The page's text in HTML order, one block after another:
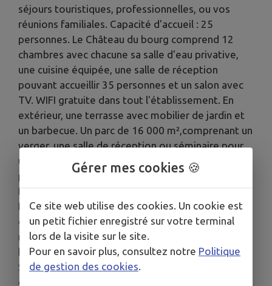
séjours touristiques, professionnelles, ou vos
réunions familiales. Capacité d'accueil : 25
personnes. Le Château du bourg comprend 12
chambres avec chacune sa salle d'eau privative,
une cuisine équipée, une salle de réception
pouvant accueillir 35 personnes et un salon avec
TV. WIFI gratuite dans tout l'établissement. En
extérieur, une terrasse avec mobilier de jardin et
un barbecue. Un parc de 16 000 m²,comprenant un
verger, une salle de réception ou séminaire pour
une capacité de 70 personnes; une esplanade
pouvant recevoir un barnum lors de réunion
familiale. A disposition, un parking privé et gratuit.
Pour vos sorties touristiques, vous pourrez
découvrir le bocage mayennais, en parcourant nos
nombreux sentiers pédestre balisés; le chemin du
halage (qui traverse le département). Sainte-
Suzanne classé plus beau village de France. Site
des grottes et canyon de Saulges. Après vous
Gérer mes cookies 🍪
Ce site web utilise des cookies. Un cookie est
un petit fichier enregistré sur votre terminal
lors de la visite sur le site.
Pour en savoir plus, consultez notre Politique
de gestion des cookies